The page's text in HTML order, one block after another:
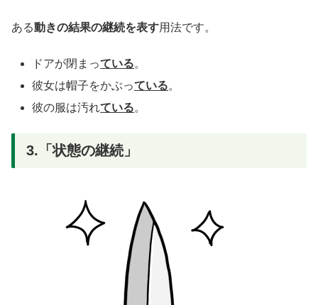
ある動きの結果の継続を表す用法です。
ドアが閉まっている。
彼女は帽子をかぶっている。
彼の服は汚れている。
3.「状態の継続」